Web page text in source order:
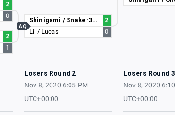
2
0
2
1
Shinigami / Snaker306
2
Lil / Lucas
0
AQ
Losers Round 2
Nov 8, 2020 6:05 PM
UTC+00:00
Losers Round 3
Nov 8, 2020
UTC+00:00